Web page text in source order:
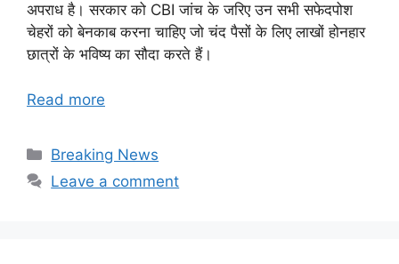
अपराध है। सरकार को CBI जांच के जरिए उन सभी सफेदपोश
चेहरों को बेनकाब करना चाहिए जो चंद पैसों के लिए लाखों होनहार
छात्रों के भविष्य का सौदा करते हैं।
Read more
Categories
Breaking News
Leave a comment